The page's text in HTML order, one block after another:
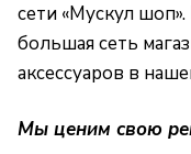
сети «Мускул
большая сеть
аксессуаров в
Мы ценим свою